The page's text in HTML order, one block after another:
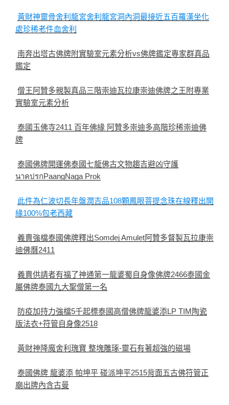
黃財神靈骨舍利龍宮舍利龍宮洞內洞最接近五百羅漢坐化
處珍稀老件血舍利
南奔出塔古佛牌附實驗室元素分析vs佛牌鑑定專家群真品
鑑定
僧王阿贊多親製真品三階崇迪瓦拉康崇迪佛牌之王附專業
實驗室元素分析
泰國玉佛寺2411 百年佛緣 阿贊多崇迪多高階珍稀崇迪佛
牌
泰國佛牌開運佛泰國七龍佛古文物趨吉避凶守護
นาคปรกPaangNaga Prok
此件為仁波切長年盤潤吉品108顆鳳眼菩提念珠在線釋出開
緣100%包老西藏
義賣強檔泰國佛牌釋出Somdej Amulet阿贊多督製瓦拉康崇
迪佛曆2411
義賣供請者有福了神通第一龍婆蜀自身像佛牌2466泰國金
屬佛牌泰國九大聖僧第一名
防疫加持力強檔5千起標泰國高僧佛牌龍婆添LP TIM陶瓷
版法衣+符管自身像2518
黃財神降魔舍利瑰寶 整塊雕琢-靈石有著超強的磁場
泰國佛牌 龍婆添 帕坤平 碰派坤平2515背面五古佛符管正
廟出牌內含古曼